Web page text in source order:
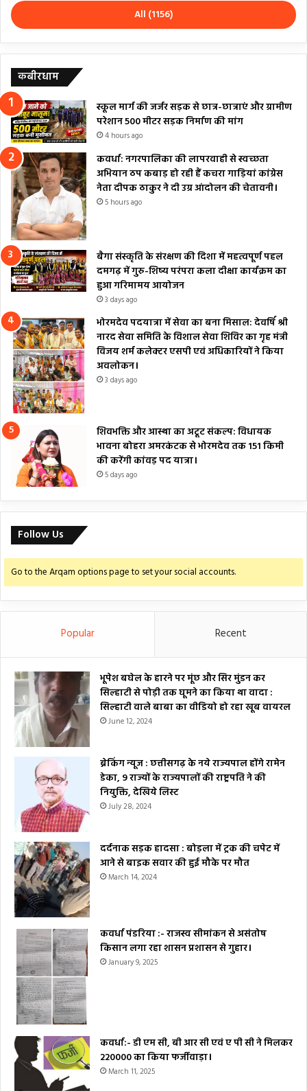
All (1156)
कबीरधाम
स्कूल मार्ग की जर्जर सड़क से छात्र-छात्राएं और ग्रामीण
परेशान 500 मीटर सड़क निर्माण की मांग
4 hours ago
कवर्धा: नगरपालिका की लापरवाही से स्वच्छता
अभियान ठप कबाड़ हो रही हैं कचरा गाड़ियां कांग्रेस
नेता दीपक ठाकुर ने दी उग्र आंदोलन की चेतावनी।
5 hours ago
बैगा संस्कृति के संरक्षण की दिशा में महत्वपूर्ण पहल
दमगढ़ में गुरु-शिष्य परंपरा कला दीक्षा कार्यक्रम का
हुआ गरिमामय आयोजन
3 days ago
भोरमदेव पदयात्रा में सेवा का बना मिसाल: देवर्षि श्री
नारद सेवा समिति के विशाल सेवा शिविर का गृह मंत्री
विजय शर्म कलेक्टर एसपी एवं अधिकारियों ने किया
अवलोकन।
3 days ago
शिवभक्ति और आस्था का अटूट संकल्प: विधायक
भावना बोहरा अमरकंटक से भोरमदेव तक 151 किमी
की करेंगी कांवड़ पद यात्रा।
5 days ago
Follow Us
Go to the Arqam options page to set your social accounts.
Popular Recent
भूपेश बघेल के हारने पर मूंछ और सिर मुंडन कर
सिल्हाटी से पोड़ी तक घूमने का किया था वादा :
सिल्हाटी वाले बाबा का वीडियो हो रहा खूब वायरल
June 12, 2024
ब्रेकिंग न्यूज : छत्तीसगढ़ के नये राज्यपाल होंगे रामेन
डेका, 9 राज्यों के राज्यपालों की राष्ट्रपति ने की
नियुक्ति, देखिये लिस्ट
July 28, 2024
दर्दनाक सड़क हादसा : बोड़ला में ट्रक की चपेट में
आने से बाइक सवार की हुई मौके पर मौत
March 14, 2024
कवर्धा पंडरिया :- राजस्व सीमांकन से असंतोष
किसान लगा रहा शासन प्रशासन से गुहार।
January 9, 2025
कवर्धा:- डी एम सी, बी आर सी एवं ए पी सी ने मिलकर
₹220000 का किया फर्जीवाड़ा।
March 11, 2025